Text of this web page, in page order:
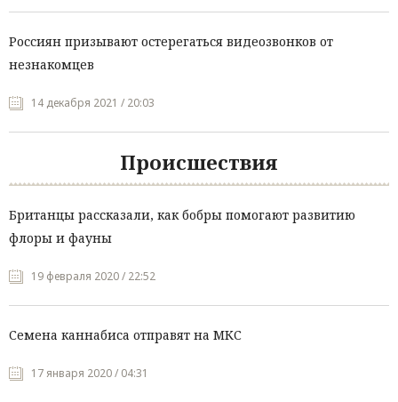
Россиян призывают остерегаться видеозвонков от
незнакомцев
14 декабря 2021 / 20:03
Происшествия
Британцы рассказали, как бобры помогают развитию
флоры и фауны
19 февраля 2020 / 22:52
Семена каннабиса отправят на МКС
17 января 2020 / 04:31